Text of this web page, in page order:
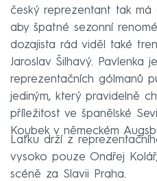
český reprezentant tak
aby špatné sezonní
dozajista rád viděl také
Jaroslav Šilhavý. Pavlenka
reprezentačních gólmanů
jediným, který pravidelně
příležitost ve španělské
Koubek v německém
Laťku drží z
vysoko pouze Ondřej
scéně za Slavii Praha.